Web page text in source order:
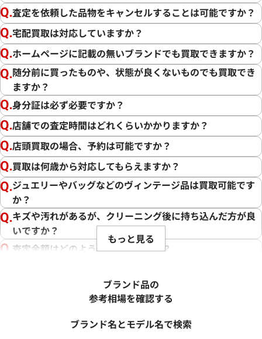
査定を依頼した品物をキャンセルすることは可能ですか？
宅配買取は対応していますか？
ホームページに記載の無いブランドでも買取できますか？
随分前に買ったものや、状態が良くないものでも買取でき
ますか？
身分証は必ず必要ですか？
店舗での査定時間はどれくらいかかりますか？
店頭買取の場合、予約は可能ですか？
買取は何歳から対応してもらえますか？
ジュエリーやバッグなどのヴィンテージ品は買取可能です
か？
キズや汚れがあるが、クリーニング後に持ち込んだ方が良
いですか？
査定金額はどのように決まりますか？
売却するか悩んでいるのですが、査定だけお願いできます
1点からでも査定できますか？
もっと見る
ブランド品の
参考相場を確認する
ブランド名とモデル名で検索